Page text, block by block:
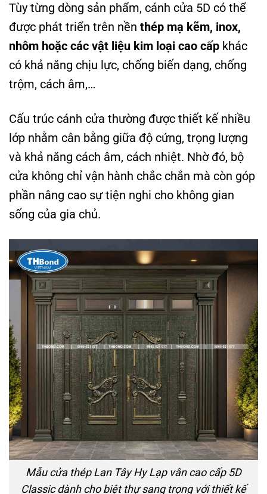
Tùy từng dòng sản phẩm, cánh cửa 5D có thể
được phát triển trên nền thép mạ kẽm, inox,
nhôm hoặc các vật liệu kim loại cao cấp khác
có khả năng chịu lực, chống biến dạng, chống
trộm, cách âm,…
Cấu trúc cánh cửa thường được thiết kế nhiều
lớp nhằm cân bằng giữa độ cứng, trọng lượng
và khả năng cách âm, cách nhiệt. Nhờ đó, bộ
cửa không chỉ vận hành chắc chắn mà còn góp
phần nâng cao sự tiện nghi cho không gian
sống của gia chủ.
Mẫu cửa thép Lan Tây Hy Lạp vân cao cấp 5D
Classic dành cho biệt thự sang trọng với thiết kế